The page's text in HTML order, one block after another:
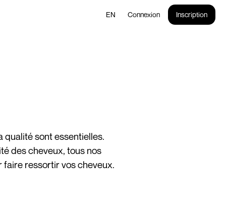
EN Connexion Inscription
qualité sont essentielles.
des cheveux, tous nos
ressortir vos cheveux.